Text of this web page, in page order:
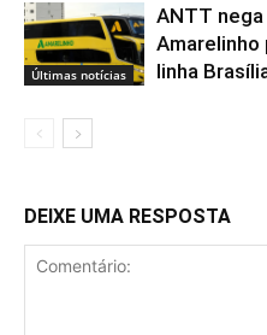
Últimas notícias
ANTT
Amarelinho
linha
DEIXE UMA RESPOSTA